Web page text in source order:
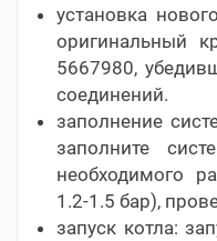
установка
оригинальный
5667980,
соединений.
заполнение
заполните
необходимого
1.2-1.5 бар),
запуск котла: